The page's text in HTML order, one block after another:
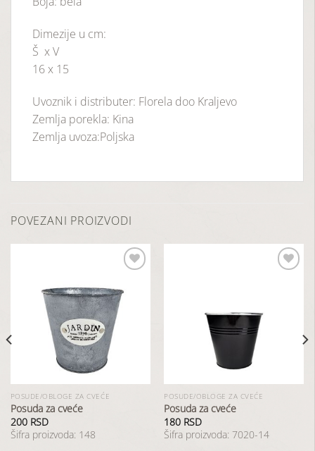
Dimezije u cm:
Š x V
16 x 15
Uvoznik i distributer: Florela doo Kraljevo
Zemlja porekla: Kina
Zemlja uvoza:Poljska
POVEZANI PROIZVODI
POSUDE/OBLOGE ZA CVEĆE
Posuda za cveće
200 RSD
Šifra proizvoda: 148
POSUDE/OBLOGE ZA CVEĆE
Posuda za cveće
180 RSD
Šifra proizvoda: 7020-14